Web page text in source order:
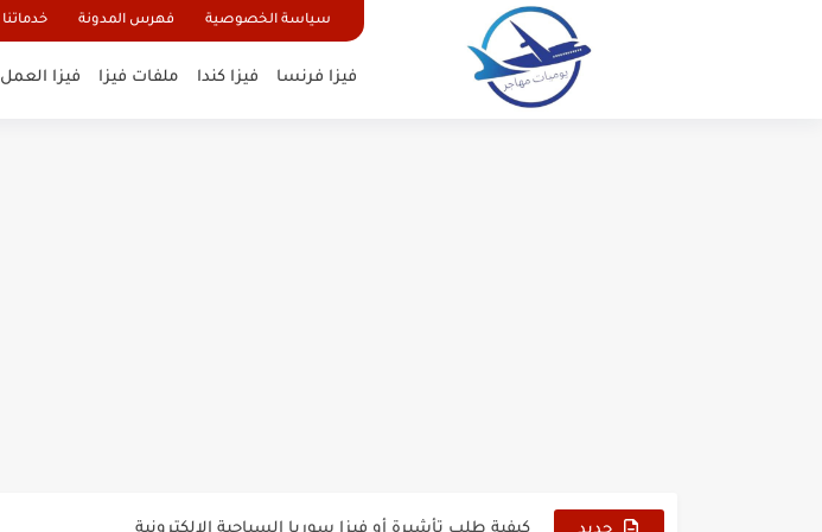
سياسة الخصوصية فهرس المدونة خدماتنا
فيزا فرنسا فيزا كندا ملفات فيزا فيزا العمل